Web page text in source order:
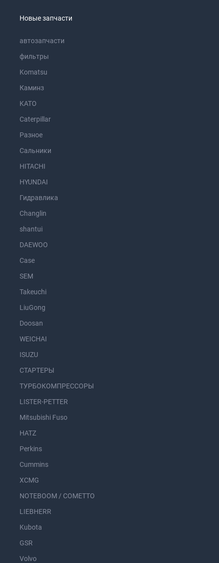
Новые запчасти
автозапчасти
фильтры
Komatsu
Каминз
KATO
Caterpillar
Разное
Сальники
HITACHI
HYUNDAI
Гидравлика
Changlin
shantui
DAEWOO
Case
SEM
Takeuchi
LiuGong
Doosan
WEICHAI
ISUZU
СТАРТЕРЫ
ТУРБОКОМПРЕССОРЫ
LISTER-PETTER
Mitsubishi Fuso
HATZ
Perkins
Cummins
XCMG
NOTEBOOM / COMETTO
LIEBHERR
Kubota
GSR
Volvo